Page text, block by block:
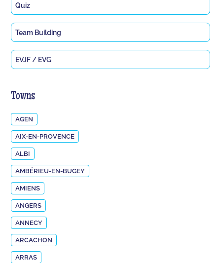
Quiz
Team Building
EVJF / EVG
Towns
AGEN
AIX-EN-PROVENCE
ALBI
AMBÉRIEU-EN-BUGEY
AMIENS
ANGERS
ANNECY
ARCACHON
ARRAS